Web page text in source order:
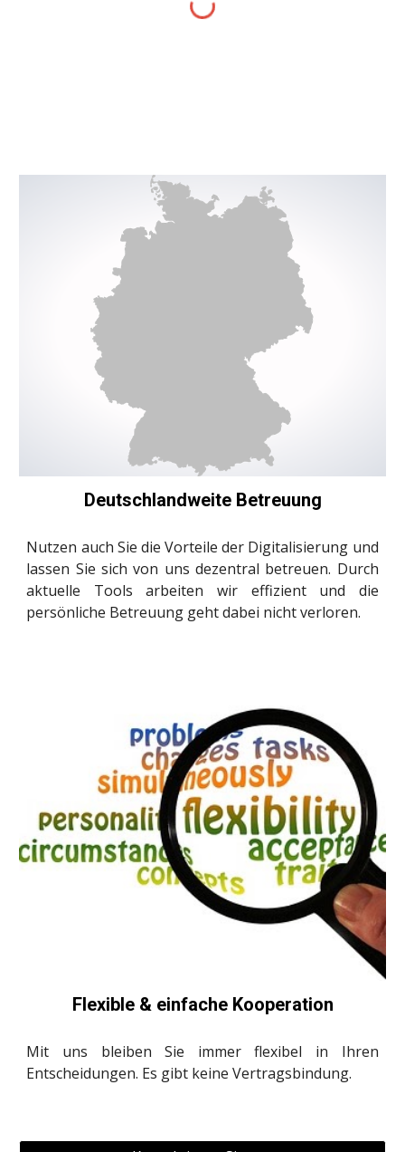
Deutschlandweite Betreuung
Nutzen auch Sie die Vorteile der Digitalisierung und
lassen Sie sich von uns dezentral betreuen. Durch
aktuelle Tools arbeiten wir effizient und die
persönliche Betreuung geht dabei nicht verloren.
Flexible & einfache Kooperation
Mit uns bleiben Sie immer flexibel in Ihren
Entscheidungen. Es gibt keine Vertragsbindung.